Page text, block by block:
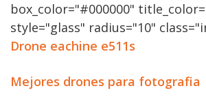
box_color="#000000"
style="glass" radius="10"
Drone eachine e511s
Mejores drones para fotografia